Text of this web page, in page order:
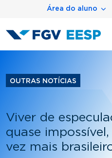
Pular para o conteúdo
Menu áreaÁrea do aluno
OUTRAS NOTÍCIAS
Viver de
quase
vez mais